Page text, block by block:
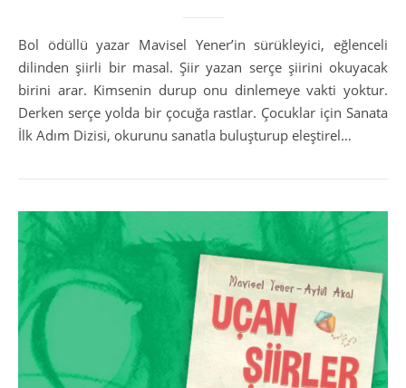
Bol ödüllü yazar Mavisel Yener’in sürükleyici, eğlenceli
dilinden şiirli bir masal. Şiir yazan serçe şiirini okuyacak
birini arar. Kimsenin durup onu dinlemeye vakti yoktur.
Derken serçe yolda bir çocuğa rastlar. Çocuklar için Sanata
İlk Adım Dizisi, okurunu sanatla buluşturup eleştirel…